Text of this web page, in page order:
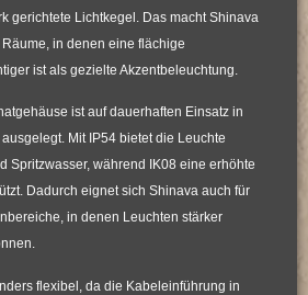
gerichtete Lichtkegel. Das macht Shinava
in denen eine flächige
ist als gezielte Akzentbeleuchtung.
ist auf dauerhaften Einsatz in
Mit IP54 bietet die Leuchte
Spritzwasser, während IK08 eine erhöhte
Dadurch eignet sich Shinava auch für
in denen Leuchten stärker
flexibel, da die Kabeleinführung in